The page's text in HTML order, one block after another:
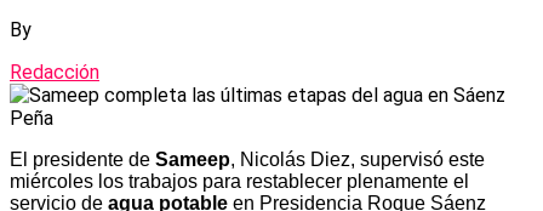
By
Redacción
El presidente de Sameep, Nicolás Diez, supervisó este
miércoles los trabajos para restablecer plenamente el
servicio de agua potable en Presidencia Roque Sáenz